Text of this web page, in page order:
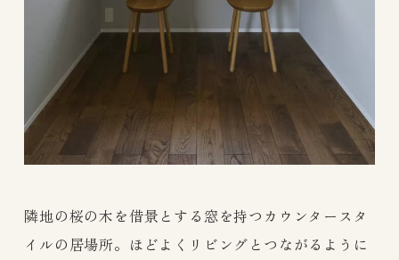
隣地の桜の木を借景とする窓を持つカウンタースタ
イルの居場所。ほどよくリビングとつながるように